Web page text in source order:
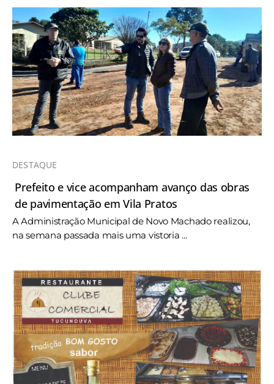
DESTAQUE
Prefeito e vice acompanham avanço das obras
de pavimentação em Vila Pratos
A Administração Municipal de Novo Machado realizou,
na semana passada mais uma vistoria ...